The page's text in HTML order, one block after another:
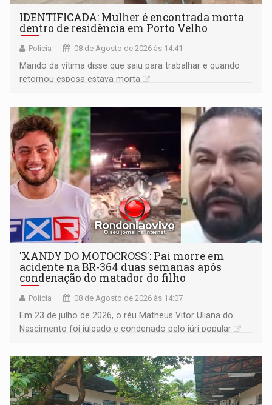
IDENTIFICADA: Mulher é encontrada morta
dentro de residência em Porto Velho
Polícia 08 de Agosto de 2026 às 14:41
Marido da vítima disse que saiu para trabalhar e quando
retornou esposa estava morta
'XANDY DO MOTOCROSS': Pai morre em
acidente na BR-364 duas semanas após
condenação do matador do filho
Polícia 08 de Agosto de 2026 às 14:07
Em 23 de julho de 2026, o réu Matheus Vitor Uliana do
Nascimento foi julgado e condenado pelo júri popular